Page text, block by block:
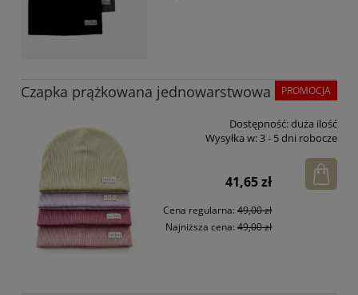
Czapka prążkowana jednowarstwowa
Dostępność:duża ilość
Wysyłka w:3 - 5 dni robocze
41,65 zł
Cena regularna:49,00 zł
Najniższa cena:49,00 zł
PROMOCJA